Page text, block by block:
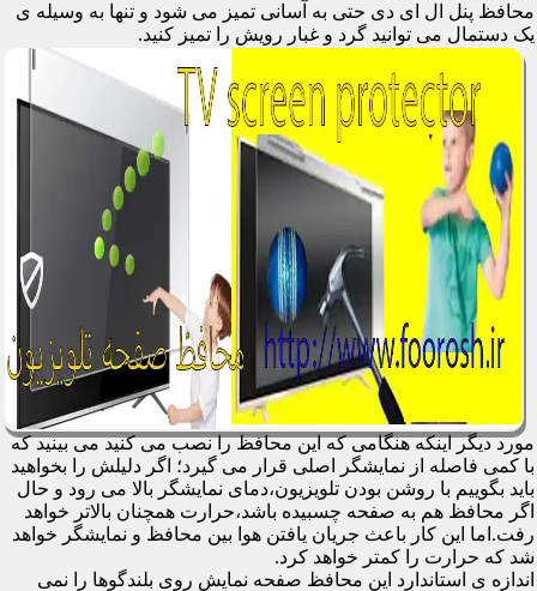
محافظ پنل ال ای دی حتی به آسانی تمیز می شود و تنها به وسیله ی
یک دستمال می توانید گرد و غبار رویش را تمیز کنید.
مورد دیگر اینکه هنگامی که این محافظ را نصب می کنید می بینید که
با کمی فاصله از نمایشگر اصلی قرار می گیرد؛ اگر دلیلش را بخواهید
باید بگوییم با روشن بودن تلویزیون،دمای نمایشگر بالا می رود و حال
اگر محافظ هم به صفحه چسبیده باشد،حرارت همچنان بالاتر خواهد
رفت.اما این کار باعث جریان یافتن هوا بین محافظ و نمایشگر خواهد
شد که حرارت را کمتر خواهد کرد.
اندازه ی استاندارد این محافظ صفحه نمایش روی بلندگوها را نمی